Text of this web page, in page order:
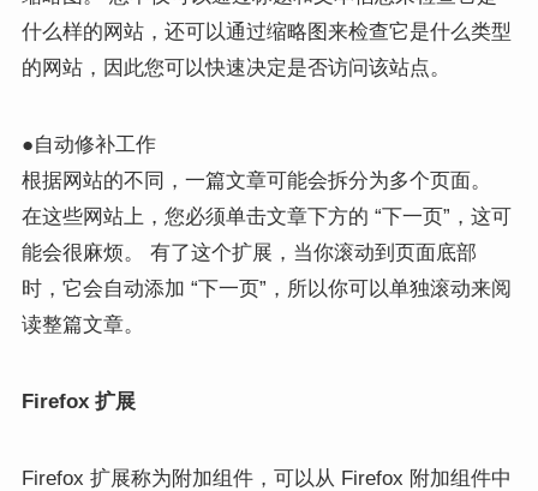
什么样的网站，还可以通过缩略图来检查它是什么类型
的网站，因此您可以快速决定是否访问该站点。
●自动修补工作
根据网站的不同，一篇文章可能会拆分为多个页面。
在这些网站上，您必须单击文章下方的 “下一页”，这可
能会很麻烦。 有了这个扩展，当你滚动到页面底部
时，它会自动添加 “下一页”，所以你可以单独滚动来阅
读整篇文章。
Firefox 扩展
Firefox 扩展称为附加组件，可以从 Firefox 附加组件中